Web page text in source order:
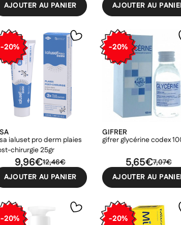
AJOUTER AU PANIER AJOUTER AU
-20%
ialuset pro derm plaies
chirurgie 25gr
12,46€
9,96€
AJOUTER AU PANIER
-20%
GIFRER
gifrer glycérine codex
7,07€
5,65€
AJOUTER AU
-20% -20%